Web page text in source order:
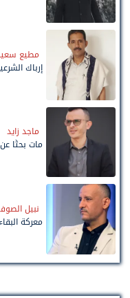
مطيع
إرباك
ماجد زايد
مات بحثًا
نبيل
معركة